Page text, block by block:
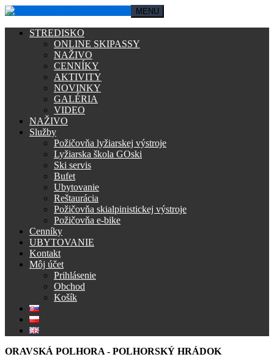
MENU
STREDISKO
ONLINE SKIPASSY
NAŽIVO
CENNÍKY
AKTIVITY
NOVINKY
GALÉRIA
VIDEO
NAŽIVO
Služby
Požičovňa lyžiarskej výstroje
Lyžiarska škola GOski
Ski servis
Bufet
Ubytovanie
Reštaurácia
Požičovňa skialpinistickej výstroje
Požičovňa e-bike
Cenníky
UBYTOVANIE
Kontakt
Môj účet
Prihlásenie
Obchod
Košík
ORAVSKÁ POLHORA - POLHORSKÝ HRÁDOK